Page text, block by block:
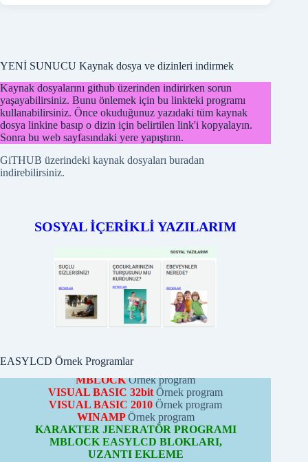
YENİ SUNUCU Kaynak dosya ve dizinleri indirmek
Kaynak dosyalarını github üzerinden indirirken sorun
yaşayabilirsiniz. Bunu önlemek için bu linkteki programı
kullanabilirsiniz. Önce okuduğunuz yazıdaki tüm kaynak
dosya linkine basıp o dizin için belirtilen link'i kopyalayın.
Sonra bu web sayfasındaki yere yapıştırın.
GiTHUB üzerindeki kaynak dosyaları buradan
indirebilirsiniz.
SOSYAL İÇERİKLİ YAZILARIM
EASYLCD Örnek Programlar
EASYLCD MODÜLÜ
ÖRNEK PROGRAMLARI
PICBASICÖrnek programları
PROTONBASICÖrnek program
ARDUİNO
Örnek programları
CCS-C
Örnek program
PYTHONÖrnek program
VISUAL BASIC 32bit
VISUAL BASIC 2010
WINAMPÖrnek program
KARAKTER JENERATÖR PROGRAMI
MBLOCK EASYLCD BLOKLARI,
UZANTI EKLEME